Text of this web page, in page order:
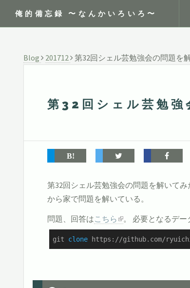
俺的備忘録 〜なんかいろいろ〜
Blog 201712 第32回シェル芸勉強会の問題を
第32回シェル芸勉強
第32回シェル芸勉強会の問題を解いて
から家で問題を解いている。
問題、回答はこちら 。 必要となるデ
git clone https://github.com/